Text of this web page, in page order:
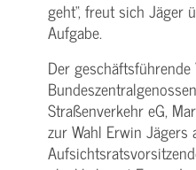
geht“, freut sich Jäger
Aufgabe.
Der
Straßenverkehr eG,
zur Wahl Erwin Jägers